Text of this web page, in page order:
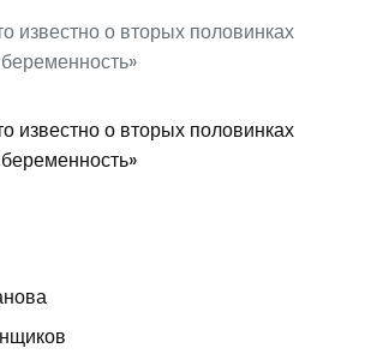
известно о вторых половинках
известно о вторых половинках